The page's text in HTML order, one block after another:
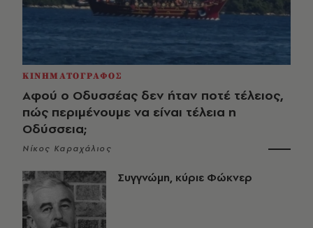
ΚΙΝΗΜΑΤΟΓΡΑΦΟΣ
Αφού ο Οδυσσέας δεν ήταν ποτέ τέλειος,
πώς περιμένουμε να είναι τέλεια η
Οδύσσεια;
Νίκος Καραχάλιος
Συγγνώμη, κύριε Φώκνερ